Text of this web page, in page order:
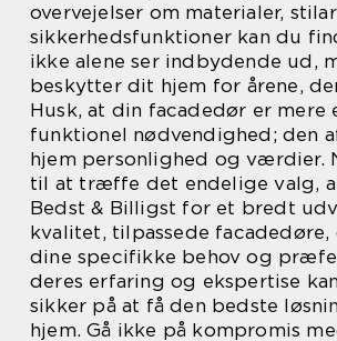
overvejelser om materialer,
sikkerhedsfunktioner kan du
ikke alene ser indbydende ud,
beskytter dit hjem for årene,
Husk, at din facadedør er mere
funktionel nødvendighed; den
hjem personlighed og værdier.
til at træffe det endelige valg,
Bedst & Billigst for et bredt
kvalitet, tilpassede
dine specifikke behov og
deres erfaring og ekspertise
sikker på at få den bedste
hjem. Gå ikke på kompromis